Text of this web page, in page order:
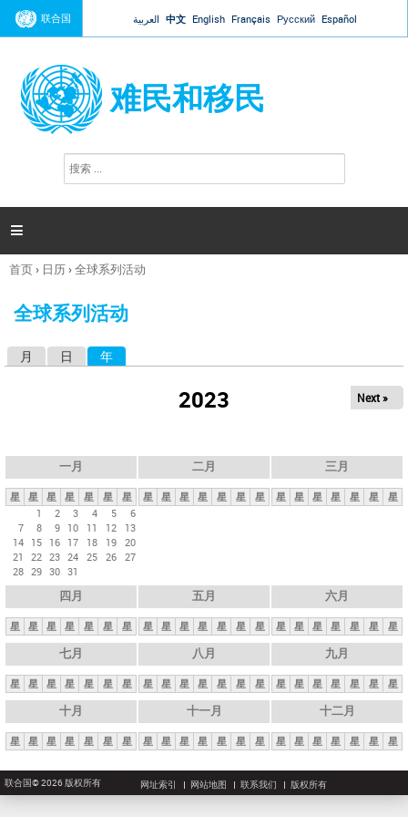
Jump to navigation
联合国 العربية 中文 English Français Русский Español
难民和移民
搜
索

你
这
首页› 日历›全球系列活动
全球系列活动
月 日 年
2023 Next »
一月
星 星 星 星 星 星
星
1
2 3 4 5
6
7
8 9 10 11 12
13
14 15 16 17 18 19 20
21
22 23 24 25 26 27
28 29 30 31
二月
星 星 星 星 星 星 星
三月
星 星 星 星 星 星 星
四月
星 星 星 星 星 星 星
五月
星 星 星 星 星 星 星
六月
星 星 星 星 星 星 星
七月
星 星 星 星 星 星 星
八月
星 星 星 星 星 星 星
九月
星 星 星 星 星 星 星
十月
星 星 星 星 星 星 星
十一月
星 星 星 星 星 星 星
十二月
星 星 星 星 星 星 星
联合国© 2026 版权所有 网址索引 网站地图 联系我们 版权所有